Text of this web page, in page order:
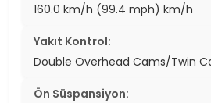
160.0 km/h (99.4 mph) km/h
Yakıt Kontrol:
Double Overhead Cams/Twin
Ön Süspansiyon: